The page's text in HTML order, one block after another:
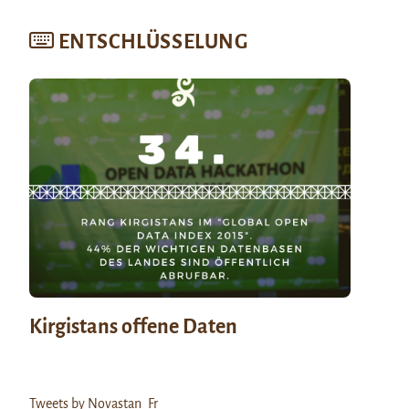
ENTSCHLÜSSELUNG
Kirgistans offene Daten
Tweets by Novastan_Fr